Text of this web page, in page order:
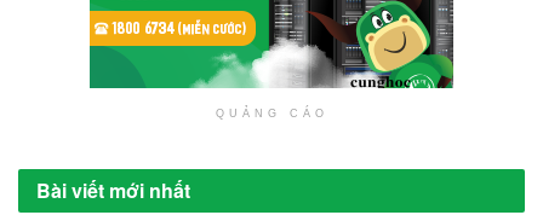
QUẢNG CÁO
Bài viết mới nhất